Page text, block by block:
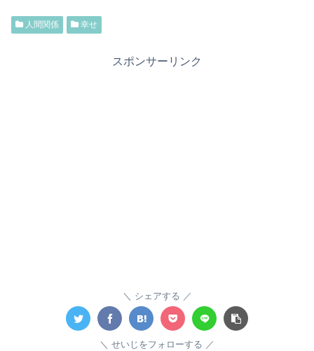
人間関係 幸せ
スポンサーリンク
シェアする
せいじをフォローする